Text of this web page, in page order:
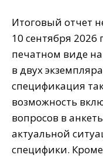
Итоговый отчет
10 сентября 2026
печатном виде
в двух
спецификация
возможность
вопросов в
актуальной
специфики.